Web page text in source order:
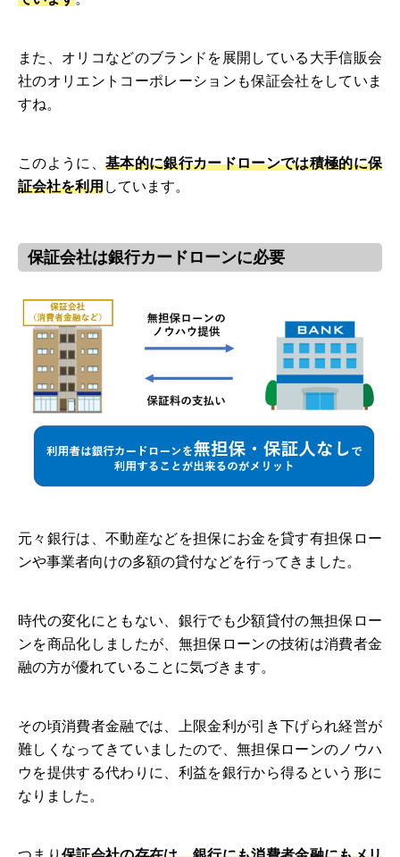
また、オリコなどのブランドを展開している大手信販会
社のオリエントコーポレーションも保証会社をしていま
すね。
このように、 基本的に銀行カードローンでは積極的に保
証会社を利用しています。
保証会社は銀行カードローンに必要
元々銀行は、不動産などを担保にお金を貸す有担保ロー
ンや事業者向けの多額の貸付などを行ってきました。
時代の変化にともない、銀行でも少額貸付の無担保ロー
ンを商品化しましたが、無担保ローンの技術は消費者金
融の方が優れていることに気づきます。
その頃消費者金融では、上限金利が引き下げられ経営が
難しくなってきていましたので、無担保ローンのノウハ
ウを提供する代わりに、利益を銀行から得るという形に
なりました。